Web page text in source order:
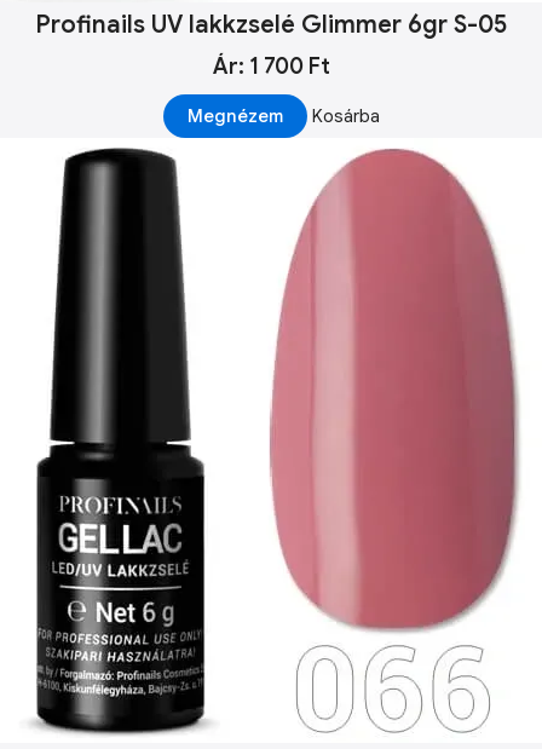
Profinails UV lakkzselé Glimmer 6gr S-05
Ár: 1 700 Ft
Megnézem Kosárba